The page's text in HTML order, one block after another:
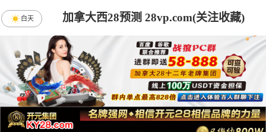
加拿大西28预测 28vp.com(关注收藏)
白天